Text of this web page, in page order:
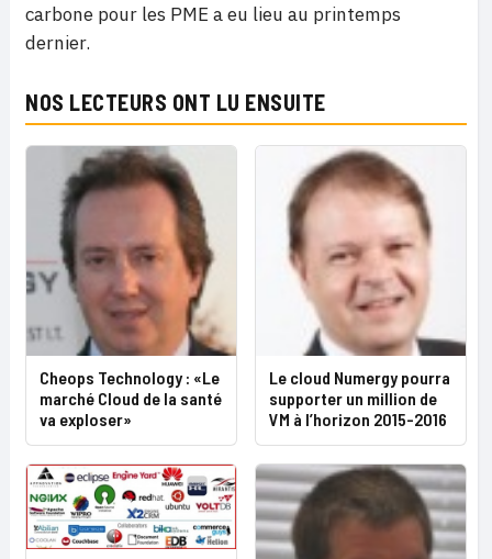
carbone pour les PME a eu lieu au printemps
dernier.
NOS LECTEURS ONT LU ENSUITE
Cheops Technology : «Le
marché Cloud de la santé
va exploser»
Le cloud Numergy pourra
supporter un million de
VM à l’horizon 2015-2016